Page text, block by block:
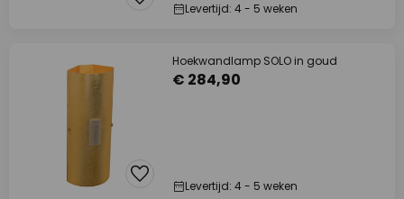
Levertijd: 4 - 5 weken
Hoekwandlamp SOLO in goud
€ 284,90
Levertijd: 4 - 5 weken